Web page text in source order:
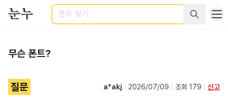
검색
무슨 폰트?
질문 a*akj 2026/07/09 조회 179 신고